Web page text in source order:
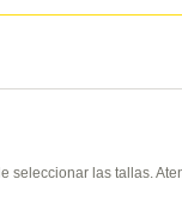
las tallas.